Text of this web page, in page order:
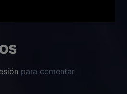
para comentar